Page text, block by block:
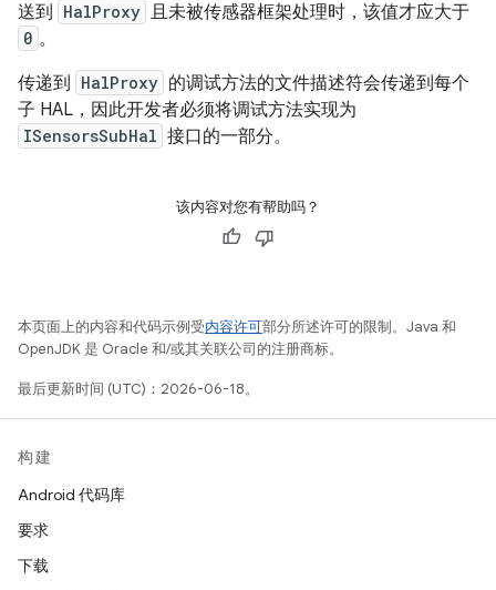
送到
HalProxy 且未被传感器框架处理时，该值才应大于
0 。
传递到
HalProxy 的调试方法的文件描述符会传递到每个
子 HAL，因此开发者必须将调试方法实现为
ISensorsSubHal 接口的一部分。
该内容对您有帮助吗？
本页面上的内容和代码示例受内容许可部分所述许可的限制。Java 和
OpenJDK 是 Oracle 和/或其关联公司的注册商标。
最后更新时间 (UTC)：2026-06-18。
构建
Android 代码库
要求
下载